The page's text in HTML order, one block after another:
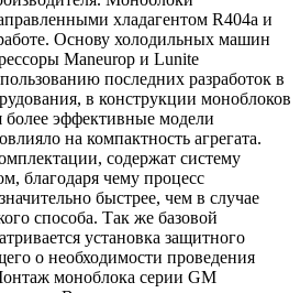
хладагентом R404a и
Основу холодильных машин
Maneurop и Lunite
последних разработок в
в конструкции моноблоков
более эффективные модели
на компактность агрегата.
содержат систему
благодаря чему процесс
быстрее, чем в случае
способа. Так же базовой
установка защитного
о необходимости проведения
моноблока серии GM